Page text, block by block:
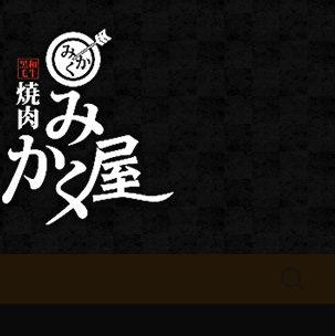
みかく屋からのお知